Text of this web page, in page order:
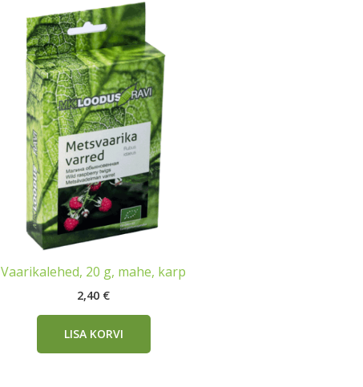
Vaarikalehed, 20 g, mahe, karp
2,40 €
LISA KORVI